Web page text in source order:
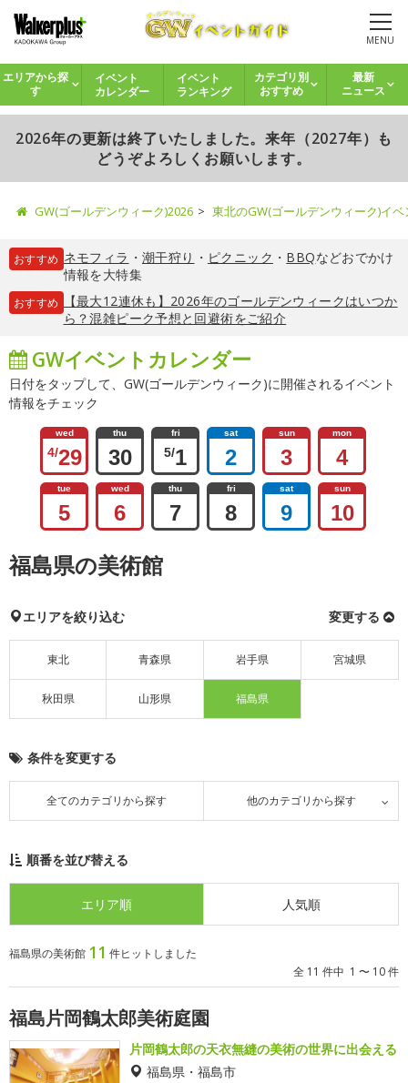
MENU
エリアから探
す
イベント
カレンダー
イベント
ランキング
カテゴリ別
おすすめ
最新
ニュース
2026年の更新は終了いたしました。来年（2027年）も
どうぞよろしくお願いします。
GW(ゴールデンウィーク)2026 東北のGW(ゴールデンウィーク)イ
おすすめ ネモフィラ ・ 潮干狩り ・ ピクニック ・ BBQなどおでかけ
情報を大特集
おすすめ
【最大12連休も】2026年のゴールデンウィークはいつか
ら？混雑ピーク予想と回避術をご紹介
GWイベントカレンダー
日付をタップして、GW(ゴールデンウィーク)に開催されるイベント
情報をチェック
wed
4/29
thu
30
fri
5/1
sat
2
sun
3
mon
4
tue
5
wed
6
thu
7
fri
8
sat
9
sun
10
福島県の美術館
エリアを絞り込む 変更する
東北 青森県 岩手県 宮城県
秋田県 山形県 福島県
条件を変更する
全てのカテゴリから探す 他のカテゴリから探す
順番を並び替える
エリア順 人気順
福島県の美術館 11 件ヒットしました
全 11 件中 1 〜 10 件
福島片岡鶴太郎美術庭園
片岡鶴太郎の天衣無縫の美術の世界に出会える
福島県・福島市